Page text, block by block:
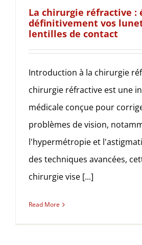
La chirurgie réfractive :
définitivement vos
lentilles de contact
Introduction à la chirurgie
chirurgie réfractive est une
médicale conçue pour
problèmes de vision,
l'hypermétropie et
des techniques avancées,
chirurgie vise [...]
Read More